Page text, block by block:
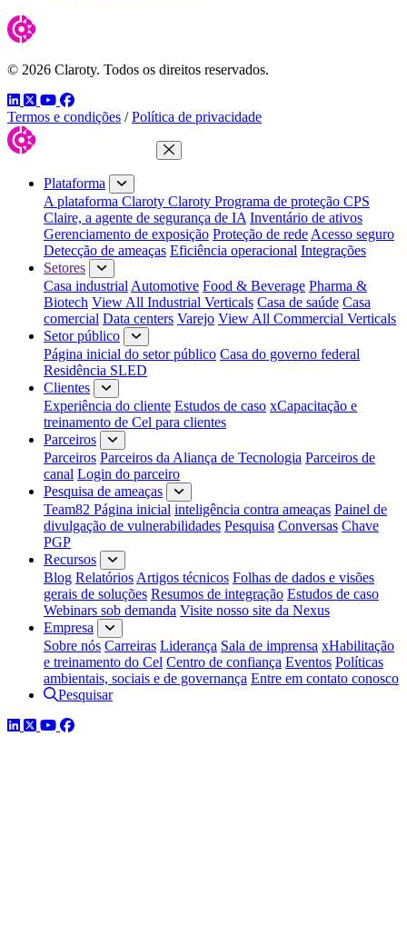
© 2026 Claroty. Todos os direitos reservados.
LinkedIn
TwitterYouTube
Facebook
Termos e condições / Política de privacidade
Fechar menu
Plataforma
A plataforma Claroty Claroty Programa de proteção CPS
Claire, a agente de segurança de IA Inventário de ativos
Gerenciamento de exposição Proteção de rede Acesso seguro
Detecção de ameaças Eficiência operacional Integrações
Setores
Casa industrial Automotive Food & Beverage Pharma &
Biotech View All Industrial Verticals Casa de saúde Casa
comercial Data centers Varejo View All Commercial Verticals
Setor público
Página inicial do setor público Casa do governo federal
Residência SLED
Clientes
Experiência do cliente Estudos de caso xCapacitação e
treinamento de Cel para clientes
Parceiros
Parceiros Parceiros da Aliança de Tecnologia Parceiros de
canal Login do parceiro
Pesquisa de ameaças
Team82 Página inicial inteligência contra ameaças Painel de
divulgação de vulnerabilidades Pesquisa Conversas Chave
PGP
Recursos
Blog Relatórios Artigos técnicos Folhas de dados e visões
gerais de soluções Resumos de integração Estudos de caso
Webinars sob demanda Visite nosso site da Nexus
Empresa
Sobre nós Carreiras Liderança Sala de imprensa xHabilitação
e treinamento do Cel Centro de confiança Eventos Políticas
ambientais, sociais e de governança Entre em contato conosco
Pesquisar
LinkedIn
TwitterYouTube
Facebook